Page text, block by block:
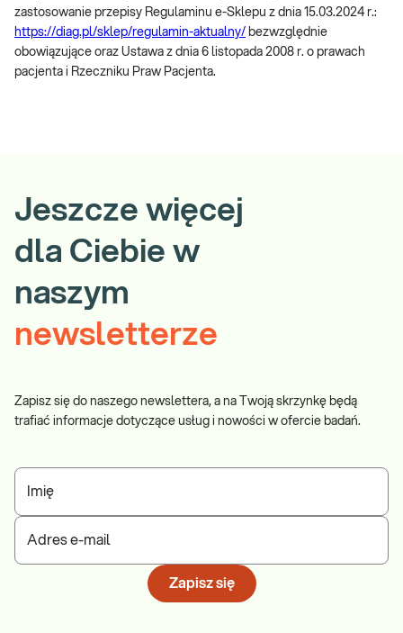
zastosowanie przepisy Regulaminu e-Sklepu z dnia 15.03.2024 r.:
https://diag.pl/sklep/regulamin-aktualny/ bezwzględnie
obowiązujące oraz Ustawa z dnia 6 listopada 2008 r. o prawach
pacjenta i Rzeczniku Praw Pacjenta.
Jeszcze więcej
dla Ciebie w
naszym
newsletterze
Zapisz się do naszego newslettera, a na Twoją skrzynkę będą
trafiać informacje dotyczące usług i nowości w ofercie badań.
Imię
Adres e-mail
Zapisz się